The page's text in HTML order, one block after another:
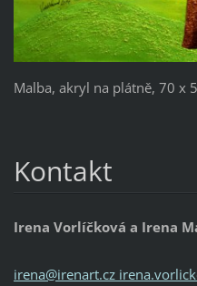
Malba, akryl na plátně, 70 x
Kontakt
Irena Vorlíčková a Irena
irena@irenart.cz